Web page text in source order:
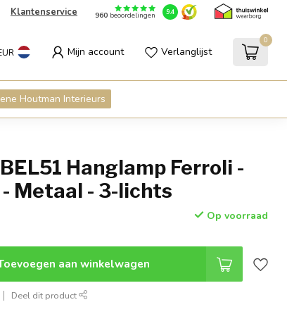
Klantenservice 960beoordelingen 9.4
Mijn account Verlanglijst
0
Houtman Interieurs
Hanglamp Ferroli -
Metaal - 3-lichts
Op voorraad
aan winkelwagen
Deel dit product